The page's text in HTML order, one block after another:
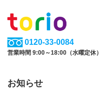
0120-33-0084
営業時間 9:00～18:00（水曜定休）
お知らせ